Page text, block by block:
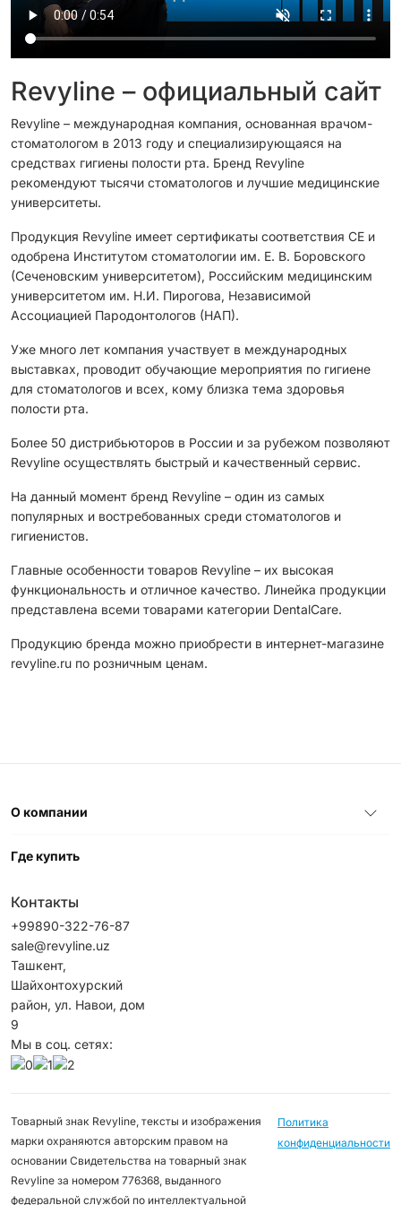
Revyline – официальный сайт
Revyline – международная компания, основанная врачом-
стоматологом в 2013 году и специализирующаяся на
средствах гигиены полости рта. Бренд Revyline
рекомендуют тысячи стоматологов и лучшие медицинские
университеты.
Продукция Revyline имеет сертификаты соответствия CЕ и
одобрена Институтом стоматологии им. Е. В. Боровского
(Сеченовским университетом), Российским медицинским
университетом им. Н.И. Пирогова, Независимой
Ассоциацией Пародонтологов (НАП).
Уже много лет компания участвует в международных
выставках, проводит обучающие мероприятия по гигиене
для стоматологов и всех, кому близка тема здоровья
полости рта.
Более 50 дистрибьюторов в России и за рубежом позволяют
Revyline осуществлять быстрый и качественный сервис.
На данный момент бренд Revyline – один из самых
популярных и востребованных среди стоматологов и
гигиенистов.
Главные особенности товаров Revyline – их высокая
функциональность и отличное качество. Линейка продукции
представлена всеми товарами категории DentalCare.
Продукцию бренда можно приобрести в интернет-магазине
revyline.ru по розничным ценам.
О компании
Где купить
Контакты
+99890-322-76-87
sale@revyline.uz
Ташкент,
Шайхонтохурский
район, ул. Навои, дом
9
Мы в соц. сетях:
Товарный знак Revyline, тексты и изображения
марки охраняются авторским правом на
основании Свидетельства на товарный знак
Revyline за номером 776368, выданного
федеральной службой по интеллектуальной
Политика
конфиденциальности